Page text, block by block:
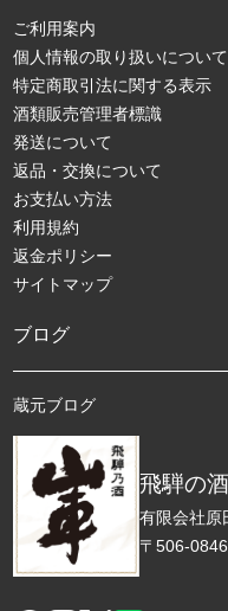
飛騨の
有限会社原
〒506-
ご利用案内
個人情報の取り扱いについて
特定商取引法に関する表示
酒類販売管理者標識
発送について
返品・交換について
お支払い方法
利用規約
返金ポリシー
サイトマップ
ブログ
蔵元ブログ